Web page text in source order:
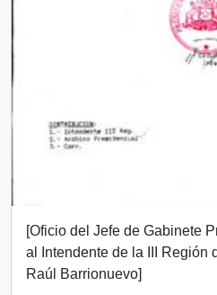
[Oficio del Jefe de Gabinete
al Intendente de la III Región
Raúl Barrionuevo]